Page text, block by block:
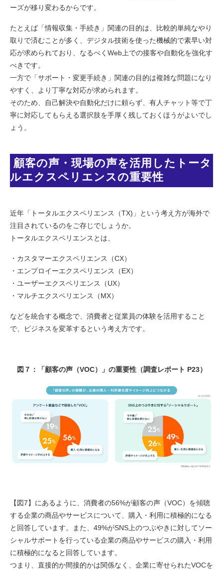
ーズが移り変わるからです。
たとえば「情報収集・手続き」関連の目的は、比較的単純なやり
取りで済むことが多く、デジタル技術を使った機械的で素早い対
応が求められており、なるべくWeb上での接客や自動化を強化す
べきです。
一方で「サポート・変更手続き」関連の目的は複雑な問題になり
やすく、より丁寧な対応が求められます。
そのため、自己解決や自動化だけに頼らず、有人チャット等で丁
寧に対応してもらえる選択肢を手厚く残しておくほうがよいでし
ょう。
ルエクスペリエンスの重要性
近年「トータルエクスペリエンス（TX)」という考え方が海外で
注目されているのをご存じでしょうか。
トータルエクスペリエンスとは、
・カスタマーエクスペリエンス（CX）
・エンプロイーエクスペリエンス（EX）
・ユーザーエクスペリエンス（UX）
・マルチエクスペリエンス（MX）
などを統合する概念で、消費者と従業員の体験を活用すること
で、ビジネスを変革するという考え方です。
図７：「顧客の声（VOC）」の重要性（調査レポート P23）
【図7】にあるように、消費者の56%が顧客の声（VOC）を傾聴
する企業の商品やサービスについて、購入・利用に積極的になる
と回答しています。また、49%がSNS上のつぶやきに対してソー
シャルサポートを行っている企業の商品やサービスの購入・利用
に積極的になると回答しています。
つまり、直接的か間接的かは関係なく、企業に寄せられたVOCを